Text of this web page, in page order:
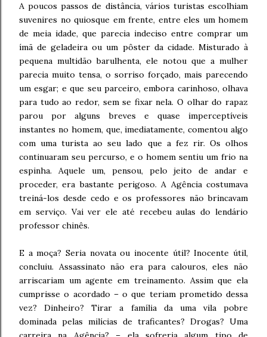
A poucos passos de distância, vários turistas escolhiam
suvenires no quiosque em frente, entre eles um homem
de meia idade, que parecia indeciso entre comprar um
ímã de geladeira ou um pôster da cidade. Misturado à
pequena multidão barulhenta, ele notou que a mulher
parecia muito tensa, o sorriso forçado, mais parecendo
um esgar; e que seu parceiro, embora carinhoso, olhava
para tudo ao redor, sem se fixar nela. O olhar do rapaz
parou por alguns breves e quase imperceptíveis
instantes no homem, que, imediatamente, comentou algo
com uma turista ao seu lado que a fez rir. Os olhos
continuaram seu percurso, e o homem sentiu um frio na
espinha. Aquele um, pensou, pelo jeito de andar e
proceder, era bastante perigoso. A Agência costumava
treiná-los desde cedo e os professores não brincavam
em serviço. Vai ver ele até recebeu aulas do lendário
professor chinês.
E a moça? Seria novata ou inocente útil? Inocente útil,
concluiu. Assassinato não era para calouros, eles não
arriscariam um agente em treinamento. Assim que ela
cumprisse o acordado – o que teriam prometido dessa
vez? Dinheiro? Tirar a família da uma vila pobre
dominada pelas milícias de traficantes? Drogas? Uma